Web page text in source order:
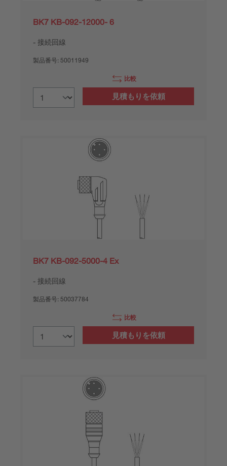
BK7 KB-092-12000- 6
接続回線
製品番号: 50011949
比較
見積もりを依頼
BK7 KB-092-5000-4 Ex
接続回線
製品番号: 50037784
比較
見積もりを依頼